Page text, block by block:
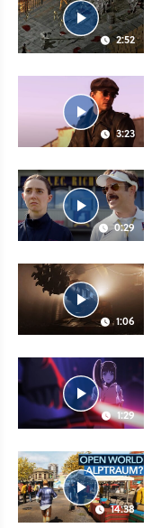
2:52
3:23
0:29
1:06
1:29
14:38